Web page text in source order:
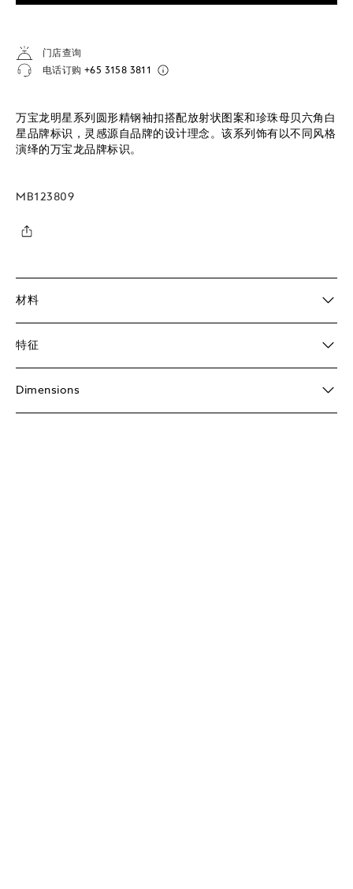
门店查询
电话订购 +65 3158 3811
万宝龙明星系列圆形精钢袖扣搭配放射状图案和珍珠母贝六角白
星品牌标识，灵感源自品牌的设计理念。该系列饰有以不同风格
演绎的万宝龙品牌标识。
MB123809
材料
特征
Dimensions